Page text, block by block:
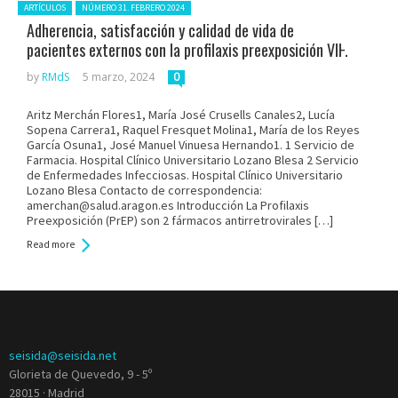
Posted in:
ARTÍCULOS NÚMERO 31. FEBRERO 2024
Adherencia, satisfacción y calidad de vida de
pacientes externos con la profilaxis preexposición VIH
by RMdS 5 marzo, 2024 0
Aritz Merchán Flores1, María José Crusells Canales2, Lucía
Sopena Carrera1, Raquel Fresquet Molina1, María de los Reyes
García Osuna1, José Manuel Vinuesa Hernando1. 1 Servicio de
Farmacia. Hospital Clínico Universitario Lozano Blesa 2 Servicio
de Enfermedades Infecciosas. Hospital Clínico Universitario
Lozano Blesa Contacto de correspondencia:
amerchan@salud.aragon.es Introducción La Profilaxis
Preexposición (PrEP) son 2 fármacos antirretrovirales […]
Read more
seisida@seisida.net
Glorieta de Quevedo, 9 - 5º
28015 · Madrid